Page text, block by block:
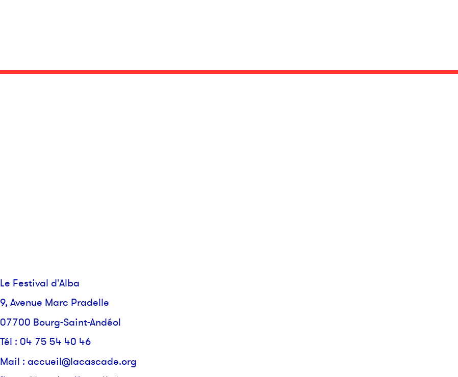
Le Festival d'Alba
9, Avenue Marc Pradelle
07700 Bourg-Saint-Andéol
Tél : 04 75 54 40 46
Mail : accueil@lacascade.org